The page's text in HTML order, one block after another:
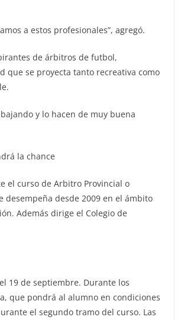
a estos profesionales”, agregó.
de árbitros de futbol,
que se proyecta tanto recreativa como
y lo hacen de muy buena
la chance
el curso de Arbitro Provincial o
desempeña desde 2009 en el ámbito
Además dirige el Colegio de
19 de septiembre. Durante los
que pondrá al alumno en condiciones
el segundo tramo del curso. Las